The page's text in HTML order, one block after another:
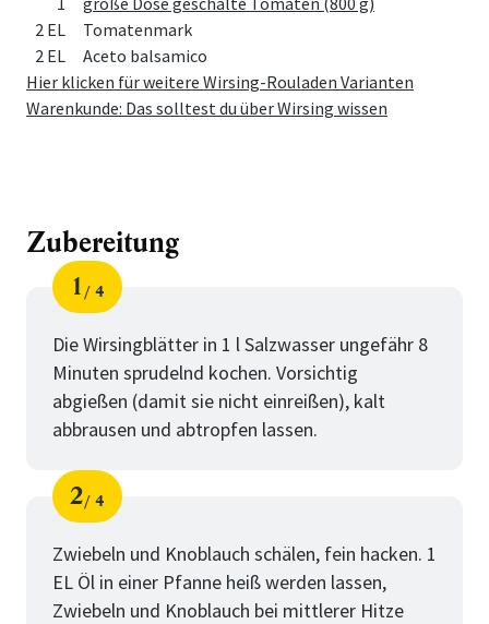
2 EL
Tomatenmark
2 EL
Aceto balsamico
Hier klicken für weitere Wirsing-Rouladen Varianten
Warenkunde: Das solltest du über Wirsing wissen
Zubereitung
Schritt
1
von
4
Die Wirsingblätter in 1 l Salzwasser ungefähr 8
Minuten sprudelnd kochen. Vorsichtig
abgießen (damit sie nicht einreißen), kalt
abbrausen und abtropfen lassen.
Schritt
2
von
4
Zwiebeln und Knoblauch schälen, fein hacken. 1
EL Öl in einer Pfanne heiß werden lassen,
Zwiebeln und Knoblauch bei mittlerer Hitze